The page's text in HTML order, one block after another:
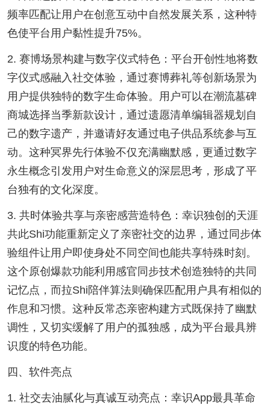
频率匹配让用户在创意互动中自然发展关系，这种特
色使平台用户黏性提升75%。
2. 赛博场景构建与数字仪式特色：平台开创性地将数
字仪式感融入社交体验，通过赛博葬礼等创新场景为
用户提供独特的数字生命体验。用户可以在潮流墓碑
商城选择当季新款设计，通过遗愿清单编辑器规划自
己的数字遗产，并邀请好友通过电子供品系统参与互
动。这种冥界先行体验不仅充满幽默感，更通过数字
永生概念引发用户对生命意义的深层思考，形成了平
台独有的文化深度。
3. 共时体验共享与亲密感营造特色：幸识独创的天涯
共此shi功能重新定义了亲密社交的边界，通过同步体
验组件让用户即使身处不同空间也能共享特殊时刻。
这个原创爆款功能利用感官同步技术创造独特的共同
记忆点，而拉shi陪伴算法则确保匹配用户具有相似的
作息和习惯。这种反常态亲密构建方式既保持了幽默
调性，又切实缓解了用户的孤独感，成为平台最具辨
识度的特色功能。
四、软件亮点
1. 社交去油腻化与真诚互动亮点：幸识App最具革命